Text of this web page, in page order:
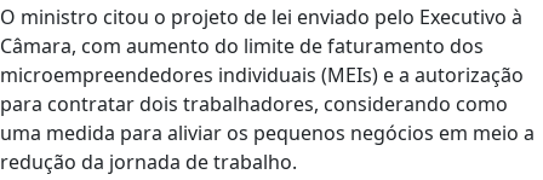
O ministro citou o projeto de lei enviado pelo Executivo à
Câmara, com aumento do limite de faturamento dos
microempreendedores individuais (MEIs) e a autorização
para contratar dois trabalhadores, considerando como
uma medida para aliviar os pequenos negócios em meio a
redução da jornada de trabalho.